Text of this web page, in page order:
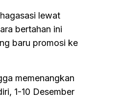
lewat
bertahan ini
baru promosi ke
memenangkan
1-10 Desember